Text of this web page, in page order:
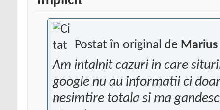
Postat în original de Marius
Am intalnit cazuri in care
google nu au informatii ci
nesimtire totala si ma